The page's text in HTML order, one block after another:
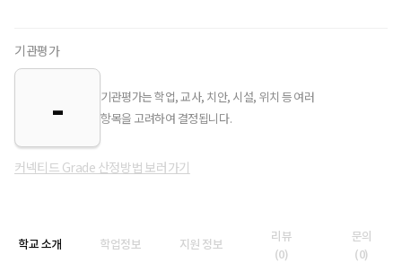
기관평가
-
기관평가는 학업, 교사, 치안, 시설, 위치 등 여러
항목을 고려하여 결정됩니다.
커넥티드 Grade 산정방법 보러가기
학교 소개 학업정보 지원 정보
리뷰
(0)
문의
(0)